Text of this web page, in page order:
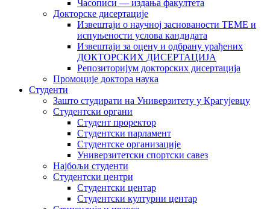
Часописи — издања факултета
Докторске дисертације
Извештаји о научној заснованости ТЕМЕ и
испуњености услова кандидата
Извештаји за оцену и одбрану урађених
ДОКТОРСКИХ ДИСЕРТАЦИЈА
Репозиторијум докторских дисертација
Промоције доктора наука
Студенти
Зашто студирати на Универзитету у Крагујевцу
Студентски органи
Студент проректор
Студентски парламент
Студентске организације
Универзитетски спортски савез
Најбољи студенти
Студентски центри
Студентски центар
Студентски културни центар